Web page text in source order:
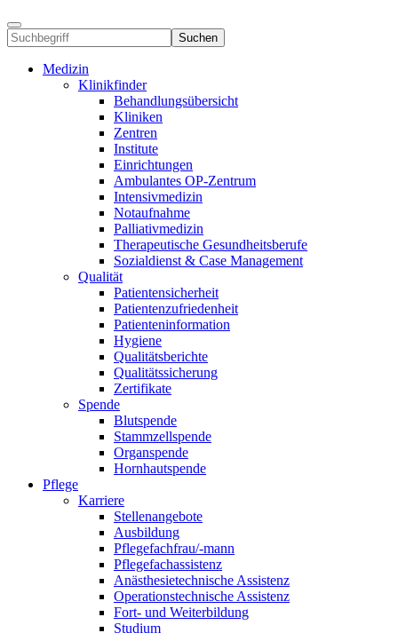
Suchen
Medizin
Klinikfinder
Behandlungsübersicht
Kliniken
Zentren
Institute
Einrichtungen
Ambulantes OP-Zentrum
Intensivmedizin
Notaufnahme
Palliativmedizin
Therapeutische Gesundheitsberufe
Sozialdienst & Case Management
Qualität
Patientensicherheit
Patientenzufriedenheit
Patienteninformation
Hygiene
Qualitätsberichte
Qualitätssicherung
Zertifikate
Spende
Blutspende
Stammzellspende
Organspende
Hornhautspende
Pflege
Karriere
Stellenangebote
Ausbildung
Pflegefachfrau/-mann
Pflegefachassistenz
Anästhesietechnische Assistenz
Operationstechnische Assistenz
Fort- und Weiterbildung
Studium